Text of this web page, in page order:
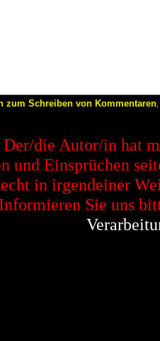
zum Schreiben von Kommentaren,
die Autor/in hat
und Einsprüchen
in irgendeiner
Informieren Sie uns